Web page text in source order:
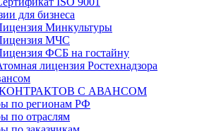
для бизнеса
Минкультуры
МЧС
ФСБ на гостайну
лицензия Ростехнадзора
С АВАНСОМ
по регионам РФ
по отраслям